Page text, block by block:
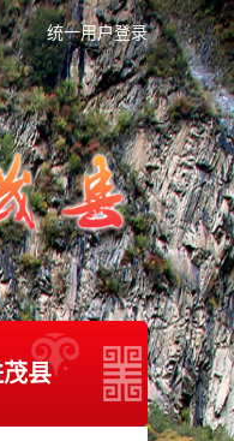
统一用户登录
县